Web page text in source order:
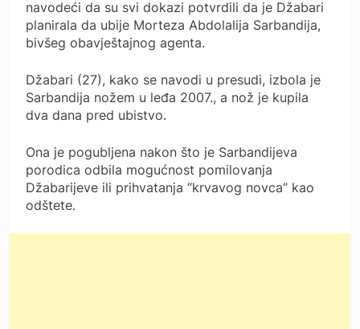
navodeći da su svi dokazi potvrdili da je Džabari
planirala da ubije Morteza Abdolalija Sarbandija,
bivšeg obavještajnog agenta.
Džabari (27), kako se navodi u presudi, izbola je
Sarbandija nožem u leđa 2007., a nož je kupila
dva dana pred ubistvo.
Ona je pogubljena nakon što je Sarbandijeva
porodica odbila mogućnost pomilovanja
Džabarijeve ili prihvatanja “krvavog novca” kao
odštete.